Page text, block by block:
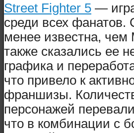
Street Fighter 5 —
среди всех фанатов.
менее известна, чем
также сказались ее
графика и
что привело к
франшизы.
персонажей
что в комбинации с